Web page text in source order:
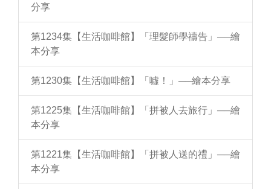
分享
第1234集【生活咖啡館】「理髮師學禱告」──繪
本分享
第1230集【生活咖啡館】「噓！」──繪本分享
第1225集【生活咖啡館】「拼被人去旅行」──繪
本分享
第1221集【生活咖啡館】「拼被人送的禮」──繪
本分享